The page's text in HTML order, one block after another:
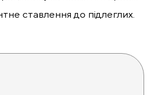
ставлення до підлеглих.